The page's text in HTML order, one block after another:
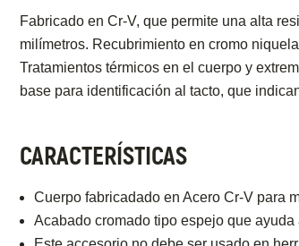
Fabricado en Cr-V, que permite una alta
milímetros. Recubrimiento en cromo
Tratamientos térmicos en el cuerpo y
base para identificación al tacto, que
CARACTERÍSTICAS
Cuerpo fabricadado en Acero Cr-V para
Acabado cromado tipo espejo que